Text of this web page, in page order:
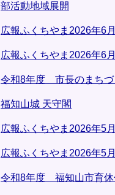
部活動地域展開
広報ふくちやま2026年6
広報ふくちやま2026年6
令和8年度 市長のまちづ
福知山城 天守閣
広報ふくちやま2026年5
広報ふくちやま2026年5
令和8年度 福知山市育休